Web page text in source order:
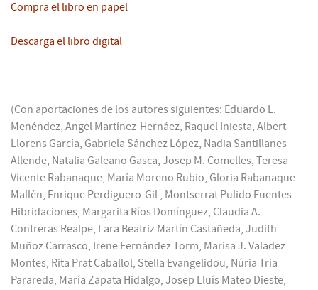
Compra el libro en papel
Descarga el libro digital
(Con aportaciones de los autores siguientes: Eduardo L.
Menéndez, Angel Martínez-Hernáez, Raquel Iniesta, Albert
Llorens García, Gabriela Sánchez López, Nadia Santillanes
Allende, Natalia Galeano Gasca, Josep M. Comelles, Teresa
Vicente Rabanaque, María Moreno Rubio, Gloria Rabanaque
Mallén, Enrique Perdiguero-Gil , Montserrat Pulido Fuentes
Hibridaciones, Margarita Ríos Domínguez, Claudia A.
Contreras Realpe, Lara Beatriz Martín Castañeda, Judith
Muñoz Carrasco, Irene Fernández Torm, Marisa J. Valadez
Montes, Rita Prat Caballol, Stella Evangelidou, Núria Tria
Parareda, María Zapata Hidalgo, Josep Lluís Mateo Dieste,